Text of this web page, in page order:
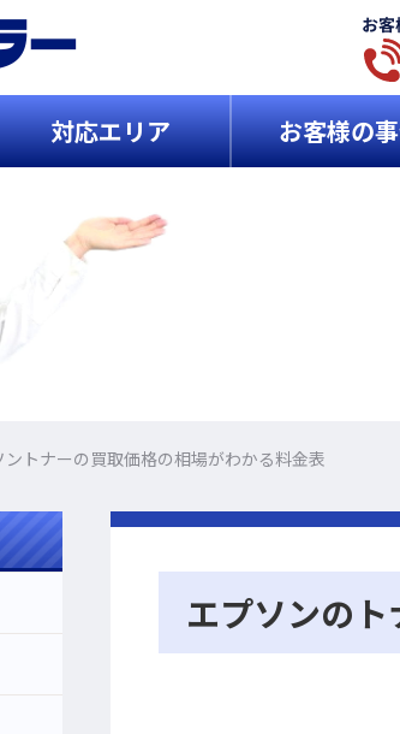
対応エリア お客様の
ントナーの買取価格の相場がわかる料金表
エプソンの